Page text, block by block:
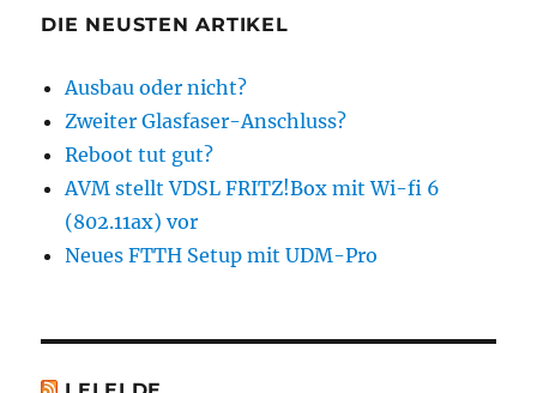
DIE NEUSTEN ARTIKEL
Ausbau oder nicht?
Zweiter Glasfaser-Anschluss?
Reboot tut gut?
AVM stellt VDSL FRITZ!Box mit Wi-fi 6
(802.11ax) vor
Neues FTTH Setup mit UDM-Pro